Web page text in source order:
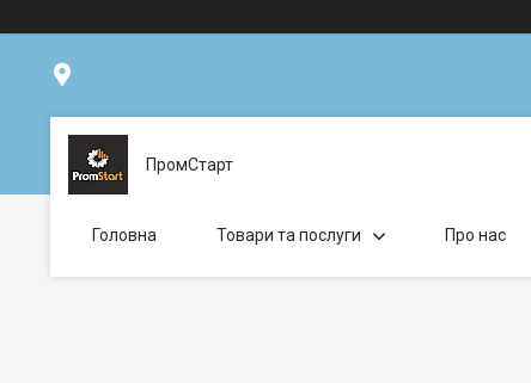
ПромСтарт
Головна Товари та послуги Про нас